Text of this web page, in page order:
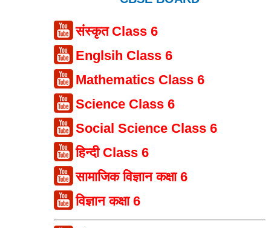
संस्कृत Class 6
Englsih Class 6
Mathematics Class 6
Science Class 6
Social Science Class 6
हिन्दी Class 6
सामाजिक विज्ञान कक्षा 6
विज्ञान कक्षा 6